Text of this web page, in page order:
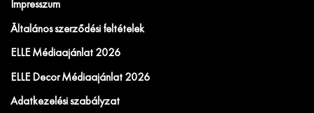
Impresszum
Általános szerződési feltételek
ELLE Médiaajánlat 2026
ELLE Decor Médiaajánlat 2026
Adatkezelési szabályzat